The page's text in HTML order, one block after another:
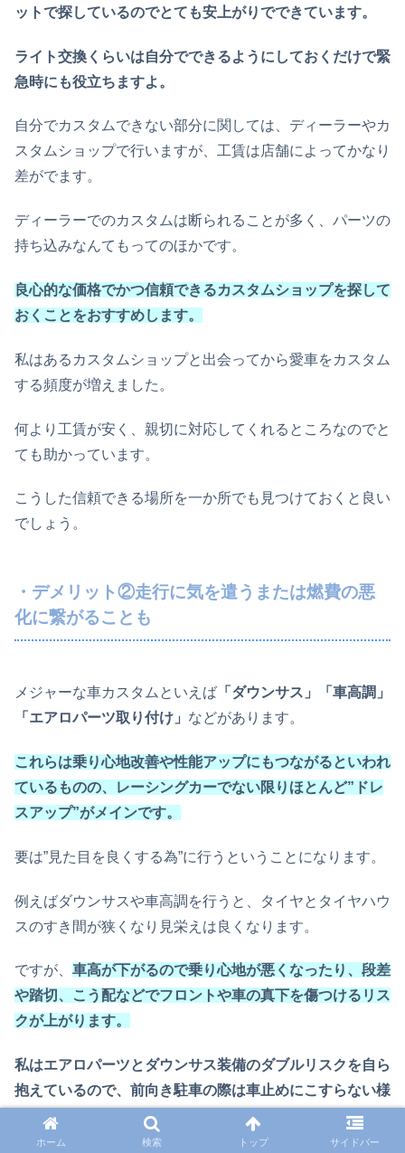
ットで探しているのでとても安上がりでできています。
ライト交換くらいは自分でできるようにしておくだけで緊
急時にも役立ちますよ。
自分でカスタムできない部分に関しては、ディーラーやカ
スタムショップで行いますが、工賃は店舗によってかなり
差がでます。
ディーラーでのカスタムは断られることが多く、パーツの
持ち込みなんてもってのほかです。
良心的な価格でかつ信頼できるカスタムショップを探して
おくことをおすすめします。
私はあるカスタムショップと出会ってから愛車をカスタム
する頻度が増えました。
何より工賃が安く、親切に対応してくれるところなのでと
ても助かっています。
こうした信頼できる場所を一か所でも見つけておくと良い
でしょう。
・デメリット②走行に気を遣うまたは燃費の悪
化に繋がることも
メジャーな車カスタムといえば 「ダウンサス」「車高調」
「エアロパーツ取り付け」 などがあります。
これらは乗り心地改善や性能アップにもつながるといわれ
ているものの、レーシングカーでない限りほとんど”ドレ
スアップ”がメインです。
要は”見た目を良くする為”に行うということになります。
例えばダウンサスや車高調を行うと、タイヤとタイヤハウ
スのすき間が狭くなり見栄えは良くなります。
ですが、 車高が下がるので乗り心地が悪くなったり、段差
や踏切、こう配などでフロントや車の真下を傷つけるリス
クが上がります。
私はエアロパーツとダウンサス装備のダブルリスクを自ら
抱えているので、前向き駐車の際は車止めにこすらない様
にかなり気を遣います。
ホーム 検索 トップ サイドバー